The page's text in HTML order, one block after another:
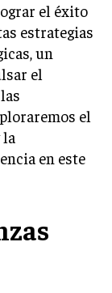
el éxito
estrategias
un
el
el
la
en este